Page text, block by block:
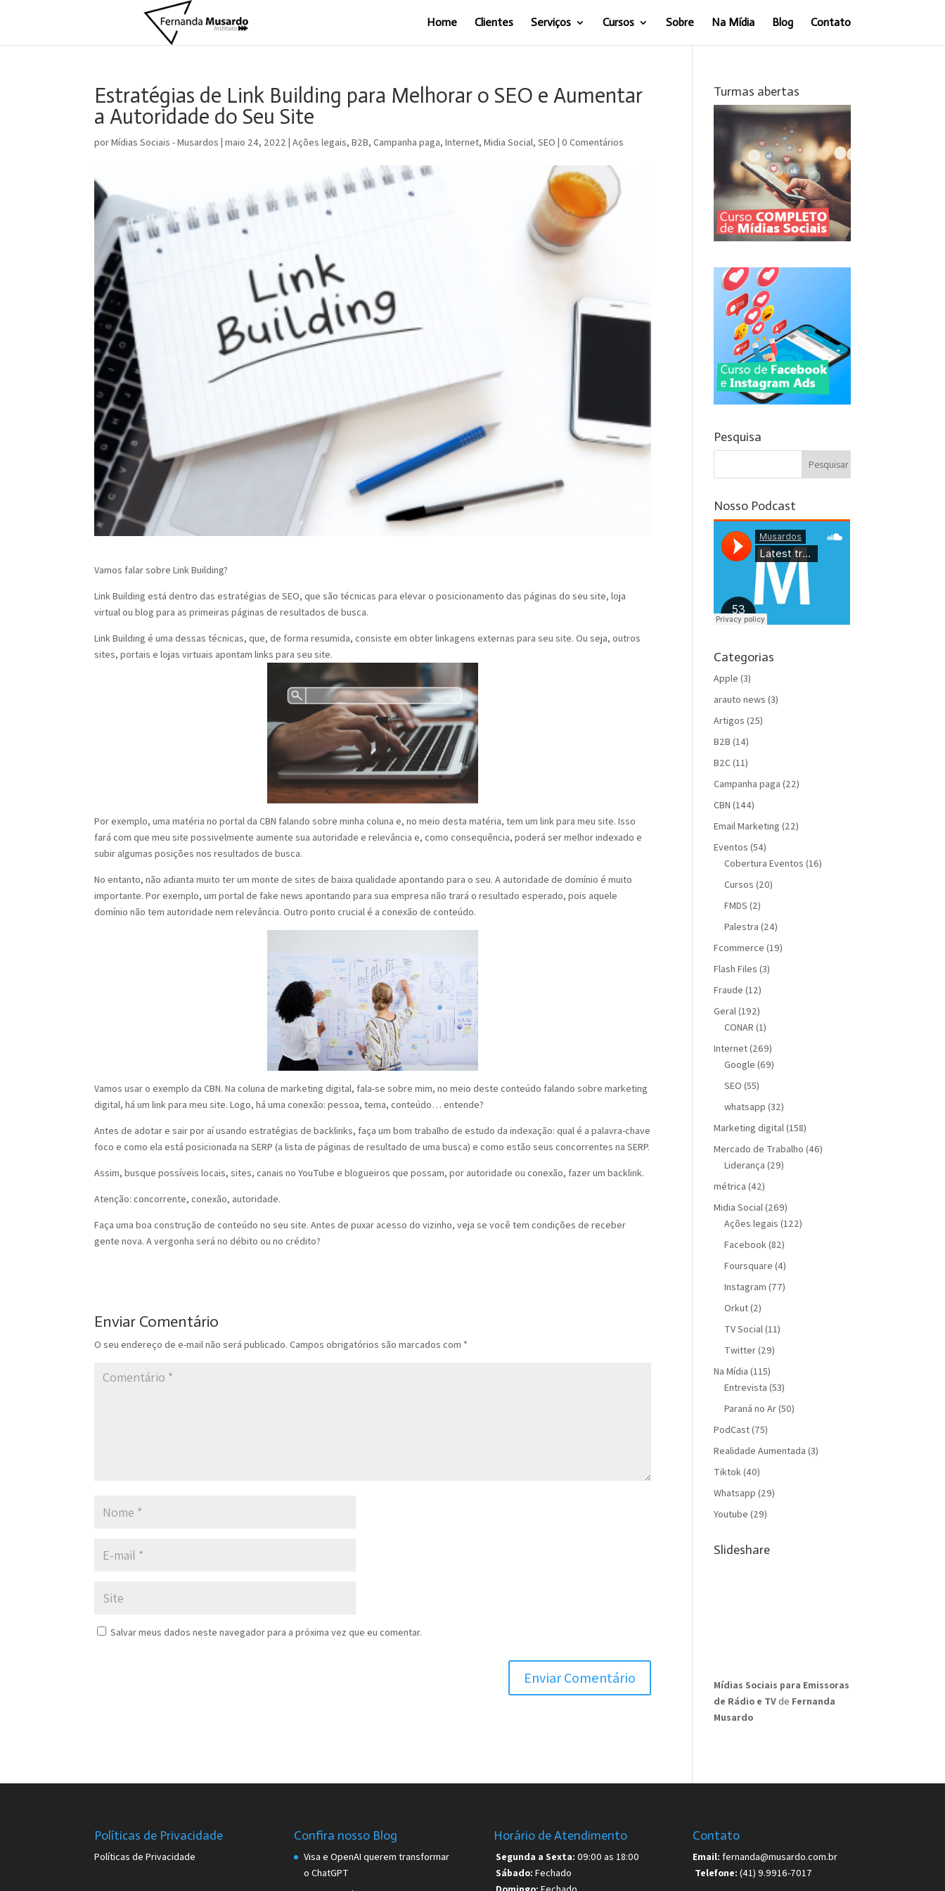
Home Clientes Serviços Cursos Sobre Na Mídia Blog Contato
Estratégias de Link Building para Melhorar o SEO e Aumentar
a Autoridade do Seu Site
porMídias Sociais - Musardos |maio 24, 2022 |Ações legais,B2B,Campanha paga,Internet,Midia Social,SEO |0 Comentários
Vamos falar sobre Link Building?
Link Building está dentro das estratégias de SEO, que são técnicas para elevar o posicionamento das páginas do seu site, loja
virtual ou blog para as primeiras páginas de resultados de busca.
Link Building é uma dessas técnicas, que, de forma resumida, consiste em obter linkagens externas para seu site. Ou seja, outros
sites, portais e lojas virtuais apontam links para seu site.
Por exemplo, uma matéria no portal da CBN falando sobre minha coluna e, no meio desta matéria, tem um link para meu site. Isso
fará com que meu site possivelmente aumente sua autoridade e relevância e, como consequência, poderá ser melhor indexado e
subir algumas posições nos resultados de busca.
No entanto, não adianta muito ter um monte de sites de baixa qualidade apontando para o seu. A autoridade de domínio é muito
importante. Por exemplo, um portal de fake news apontando para sua empresa não trará o resultado esperado, pois aquele
domínio não tem autoridade nem relevância. Outro ponto crucial é a conexão de conteúdo.
Vamos usar o exemplo da CBN. Na coluna de marketing digital, fala-se sobre mim, no meio deste conteúdo falando sobre marketing
digital, há um link para meu site. Logo, há uma conexão: pessoa, tema, conteúdo… entende?
Antes de adotar e sair por aí usando estratégias de backlinks, faça um bom trabalho de estudo da indexação: qual é a palavra-chave
foco e como ela está posicionada na SERP (a lista de páginas de resultado de uma busca) e como estão seus concorrentes na SERP.
Assim, busque possíveis locais, sites, canais no YouTube e blogueiros que possam, por autoridade ou conexão, fazer um backlink.
Atenção: concorrente, conexão, autoridade.
Faça uma boa construção de conteúdo no seu site. Antes de puxar acesso do vizinho, veja se você tem condições de receber
gente nova. A vergonha será no débito ou no crédito?
Enviar Comentário
O seu endereço de e-mail não será publicado. Campos obrigatórios são marcados com *
Salvar meus dados neste navegador para a próxima vez que eu comentar.
Turmas abertas
Pesquisa
Nosso Podcast
Categorias
Apple (3)
arauto news (3)
Artigos (25)
B2B (14)
B2C(11)
Campanha paga (22)
CBN (144)
Email Marketing (22)
Eventos (54)
Cobertura Eventos (16)
Cursos (20)
FMDS (2)
Palestra (24)
Fcommerce (19)
Flash Files (3)
Fraude (12)
Geral(192)
CONAR (1)
Internet(269)
Google (69)
SEO (55)
whatsapp (32)
Marketing digital(158)
Mercado de Trabalho (46)
Liderança (29)
métrica (42)
Midia Social(269)
Ações legais (122)
Facebook(82)
Foursquare (4)
Instagram (77)
Orkut(2)
TV Social(11)
Twitter(29)
Na Mídia (115)
Entrevista (53)
Paraná no Ar(50)
PodCast(75)
Realidade Aumentada (3)
Tiktok(40)
Whatsapp (29)
Youtube (29)
Slideshare
Mídias Sociais para Emissoras
de Rádio e TVde Fernanda
Musardo
Políticas de Privacidade
Políticas de Privacidade
Confira nosso Blog
Visa e OpenAI querem transformar
o ChatGPT
Horário de Atendimento
Segunda a Sexta: 09:00 as 18:00
Sábado: Fechado
Contato
Email:fernanda@musardo.com.br
Telefone: (41) 9.9916-7017